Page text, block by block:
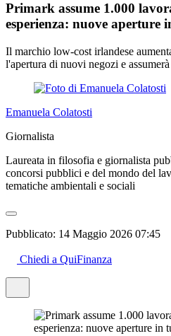
Primark assume 1.000
esperienza: nuove aperture
Il marchio low-cost irlandese
l'apertura di nuovi negozi e
Emanuela Colatosti
Giornalista
Laureata in filosofia e giornalista
concorsi pubblici e del mondo del
tematiche ambientali e sociali
Pubblicato: 14 Maggio 2026 07:45
Chiedi a QuiFinanza